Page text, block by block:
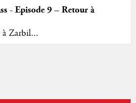
- Episode 9 – Retour à
à Zarbil...